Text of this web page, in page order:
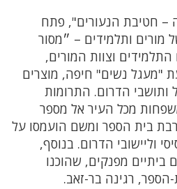
– חטיבת הנעורים", פתח
מורים ותלמידים – ״מסור
וצוות המורים,
"מעגל נשים" חיפה, מוצרים
ותושבי הדרום. התרומות
מכל העיר אל מספר
בית הספר ומשם הועמסו על
וליישובי הדרום. בנוסף,
ביתיים מפנקים, שהוכנו
הספר, רגינה בר-זאב.